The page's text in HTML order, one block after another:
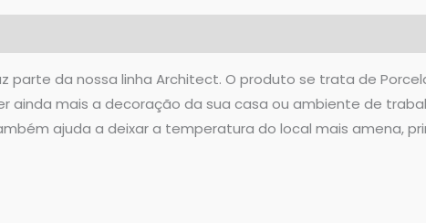
parte da nossa linha Architect. O produto se trata de
mais a decoração da sua casa ou ambiente de
ajuda a deixar a temperatura do local mais amena,